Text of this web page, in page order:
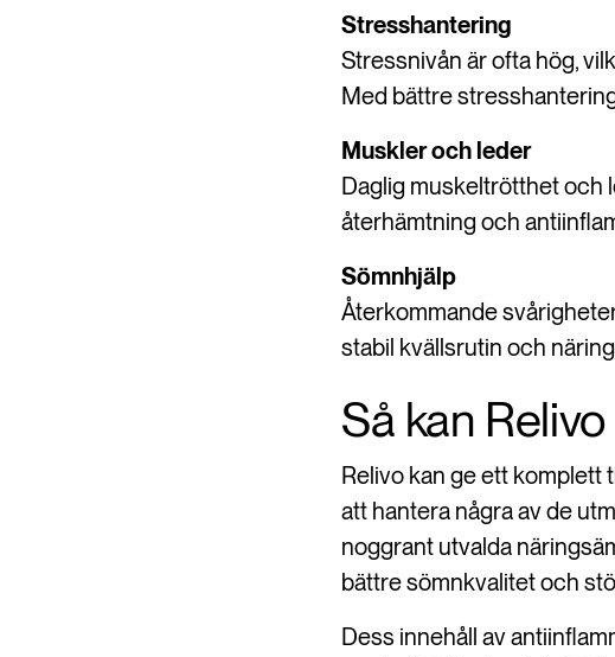
Stresshantering
Stressnivån är ofta hög,
Med bättre
Muskler och leder
Daglig muskeltrötthet och
återhämtning och
Sömnhjälp
Återkommande
stabil kvällsrutin och
Så kan
Relivo kan ge ett komplett
att hantera några av de
noggrant utvalda
bättre sömnkvalitet och
Dess innehåll av